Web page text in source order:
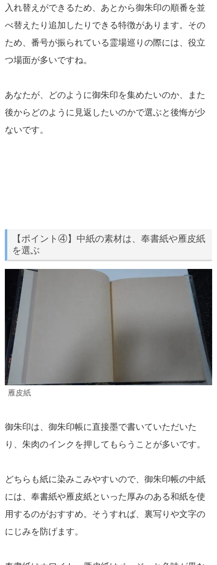
入れ替えができるため、あとから御朱印の順番を並
べ替えたり追加したりできる特徴があります。その
ため、番号が振られている霊場巡りの際には、役立
つ場面が多いですね。
あなたが、どのように御朱印を集めたいのか、また
後からどのように見返したいのかで選ぶと後悔が少
ないです。
【ポイント④】中紙の素材は、奉書紙や雁皮紙
を選ぶ
雁皮紙
御朱印は、御朱印帳に直接墨で書いていただいた
り、朱肉のインクを押してもらうことが多いです。
どちらも紙に染みこみやすいので、御朱印帳の中紙
には、奉書紙や雁皮紙といった厚みのある和紙を使
用するのがおすすめ。そうすれば、裏写りや文字の
にじみを防げます。